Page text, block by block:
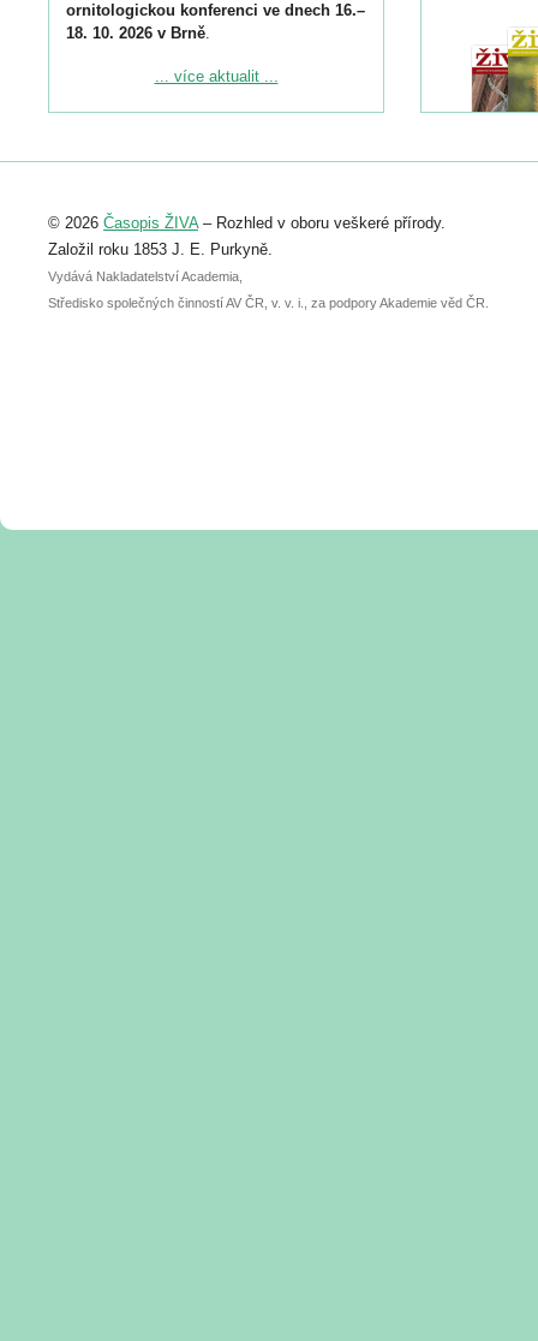
ornitologickou konferenci ve dnech 16.–
18. 10. 2026 v Brně.
Podrobnější informace ke konferenci
Registrovat se můžete do 6. září.
abstraktu přihlášené přednášky nebo
posteru je už 30. června.
... více aktualit ...
© 2026 Časopis ŽIVA– Rozhled v oboru veškeré přírody.
Založil roku 1853 J. E. Purkyně.
Vydává Nakladatelství Academia,
Středisko společných činností AV ČR, v. v. i., za podpory Akademie věd ČR.